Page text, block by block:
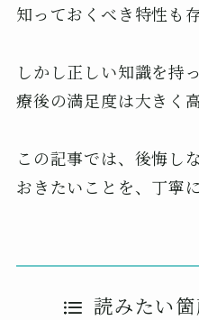
知っておくべき特性も
しかし正しい知識を持
療後の満足度は大きく
この記事では、後悔し
おきたいことを、丁寧
読みたい